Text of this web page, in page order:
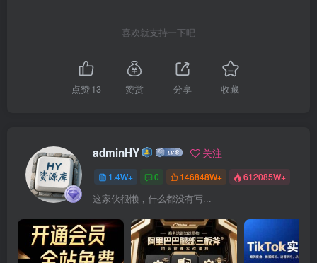
喜欢就支持一下吧
点赞13 赞赏 分享 收藏
adminHY 关注
1.4W+ 0 146848W+ 612085W+
这家伙很懒，什么都没有写...